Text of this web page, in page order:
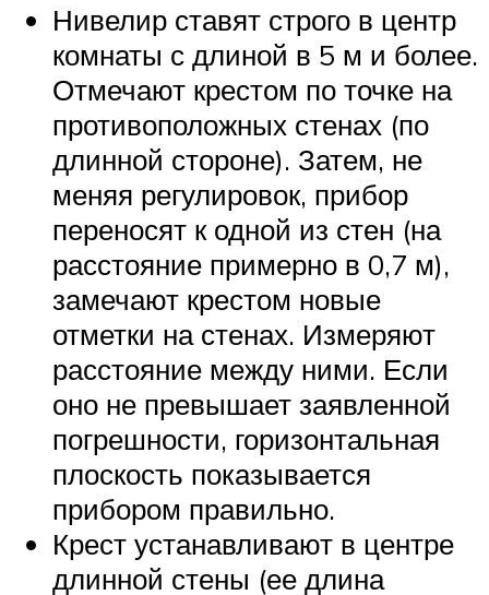
Нивелир ставят строго в центр
комнаты с длиной в 5 м и более.
Отмечают крестом по точке на
противоположных стенах (по
длинной стороне). Затем, не
меняя регулировок, прибор
переносят к одной из стен (на
расстояние примерно в 0,7 м),
замечают крестом новые
отметки на стенах. Измеряют
расстояние между ними. Если
оно не превышает заявленной
погрешности, горизонтальная
плоскость показывается
прибором правильно.
Крест устанавливают в центре
длинной стены (ее длина